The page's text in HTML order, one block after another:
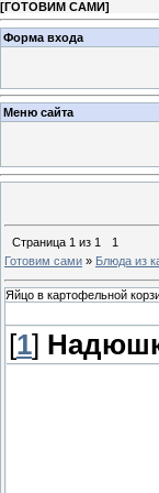
[ГОТОВИМ САМИ]
Форма входа
Меню сайта
Страница 1 из 1
1
Готовим сами » Блюда из
Яйцо в картофельной
[1]